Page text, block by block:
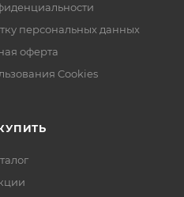
персональных данных
оферта
Cookies